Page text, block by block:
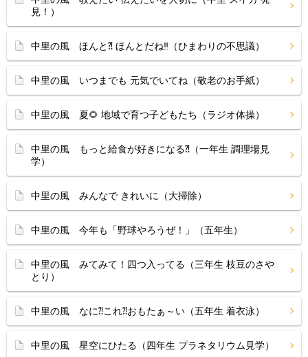
見！）
中里の風 ほんと⁈ ほんとだね‼（ひまわりの不思議）
中里の風 いつまでも 元気でいてね（敬老のお手紙）
中里の風 夏🌻 地域で育つ子どもたち（ラジオ体操）
中里の風 もっと給食が好きになる⁈（一年生 調理場見
学）
中里の風 みんなで きれいに（大掃除）
中里の風 今年も「野球やろうぜ！」（五年生）
中里の風 みてみて！四つ入ってる（三年生 枝豆のさや
とり）
中里の風 なに⁈これ⁈おもたぁ～い（五年生 着衣泳）
中里の風 星空にひたる（四年生 プラネタリウム見学）